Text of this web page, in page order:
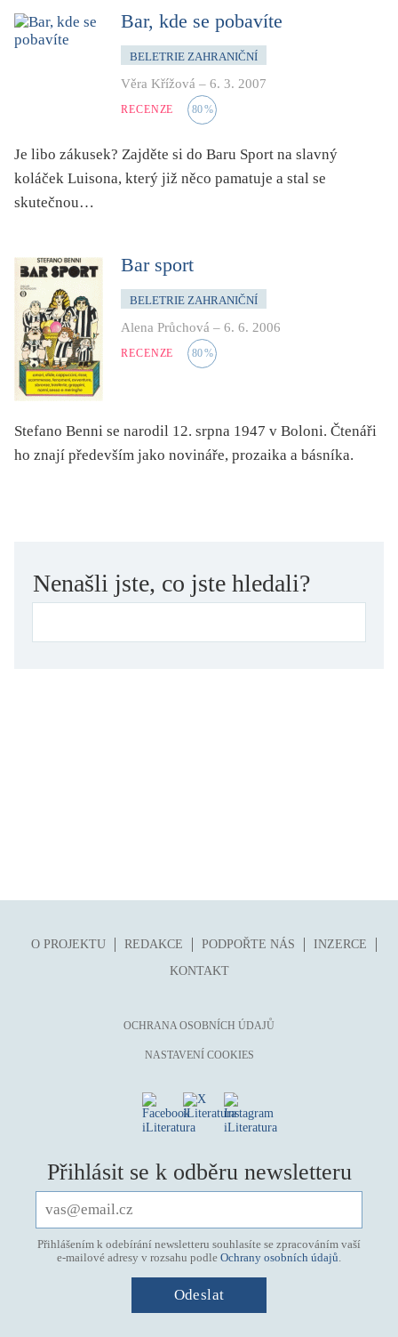
smrt
sociální sítě, virtuální realita
světový bestseller
špionážní
tělo
trauma
umění, design, architektura
upír, démon, vlkodlak
utopie
válka
vesmír
vzdělávání
zvíře
Bar, kde se pobavíte
BELETRIE ZAHRANIČNÍ
Věra Křížová – 6. 3. 2007
RECENZE 80%
Je libo zákusek? Zajděte si do Baru Sport na slavný
koláček Luisona, který již něco pamatuje a stal se
skutečnou…
Bar sport
BELETRIE ZAHRANIČNÍ
Alena Průchová – 6. 6. 2006
RECENZE 80%
Stefano Benni se narodil 12. srpna 1947 v Boloni. Čtenáři
ho znají především jako novináře, prozaika a básníka.
Nenašli jste, co jste hledali?
O PROJEKTU REDAKCE PODPOŘTE NÁS
INZERCE
KONTAKT
OCHRANA OSOBNÍCH ÚDAJŮ
NASTAVENÍ COOKIES
Přihlásit se k odběru newsletteru
Přihlášením k odebírání newsletteru souhlasíte se zpracováním vaší
e-mailové adresy v rozsahu podle Ochrany osobních údajů